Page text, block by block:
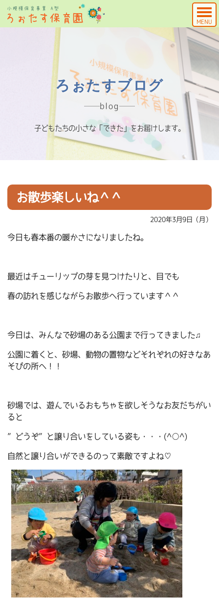
MENU
ろぉたすブログ
blog
子どもたちの小さな「できた」をお届けします。
お散歩楽しいね＾＾
2020年3月9日（月）
今日も春本番の暖かさになりましたね。
最近はチューリップの芽を見つけたりと、目でも
春の訪れを感じながらお散歩へ行っています＾＾
今日は、みんなで砂場のある公園まで行ってきました♫
公園に着くと、砂場、動物の置物などそれぞれの好きなあ
そびの所へ！！
砂場では、遊んでいるおもちゃを欲しそうなお友だちがい
ると
”どうぞ”と譲り合いをしている姿も・・・(^○^)
自然と譲り合いができるのって素敵ですよね♡